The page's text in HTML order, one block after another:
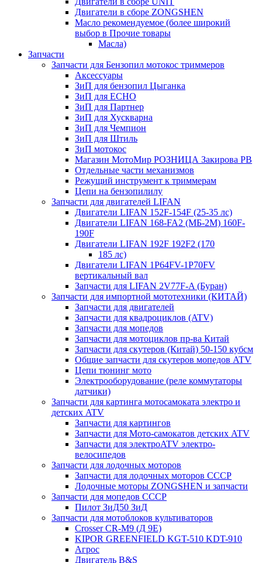
Двигатели в сборе ZONGSHEN
Масло рекомендуемое (более широкий
выбор в Прочие товары
Масла)
Запчасти
Запчасти для Бензопил мотокос триммеров
Аксессуары
ЗиП для бензопил Цыганка
ЗиП для ЕСНО
ЗиП для Партнер
ЗиП для Хускварна
ЗиП для Чемпион
ЗиП для Штиль
ЗиП мотокос
Магазин МотоМир РОЗНИЦА Закирова РВ
Отдельные части механизмов
Режущий инструмент к триммерам
Цепи на бензопилилу
Запчасти для двигателей LIFAN
Двигатели LIFAN 152F-154F (25-35 лс)
Двигатели LIFAN 168-FA2 (МБ-2М) 160F-
190F
Двигатели LIFAN 192F 192F2 (170
185 лс)
Двигатели LIFAN 1Р64FV-1Р70FV
вертикальный вал
Запчасти для LIFAN 2V77F-A (Буран)
Запчасти для импортной мототехники (КИТАЙ)
Запчасти для двигателей
Запчасти для квадроциклов (ATV)
Запчасти для мопедов
Запчасти для мотоциклов пр-ва Китай
Запчасти для скутеров (Китай) 50-150 кубсм
Общие запчасти для скутеров мопедов ATV
Цепи тюнинг мото
Электрооборудование (реле коммутаторы
датчики)
Запчасти для картинга мотосамоката электро и
детских ATV
Запчасти для картингов
Запчасти для Мото-самокатов детских ATV
Запчасти для электроATV электро-
велосипедов
Запчасти для лодочных моторов
Запчасти для лодочных моторов СССР
Лодочные моторы ZONGSHEN и запчасти
Запчасти для мопедов СССР
Пилот ЗиД50 ЗиД
Запчасти для мотоблоков культиваторов
Crosser CR-M9 (Д 9Е)
KIPOR GREENFIELD KGT-510 KDT-910
Агрос
Двигатель B&S